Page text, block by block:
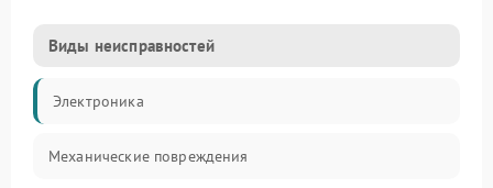
Виды неисправностей
Электроника
Механические повреждения